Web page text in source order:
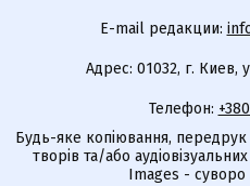
E-mail редакции:
Адрес: 01032, г. Киев,
Телефон:
Будь-яке копіювання,
творів та/або
Images - суворо